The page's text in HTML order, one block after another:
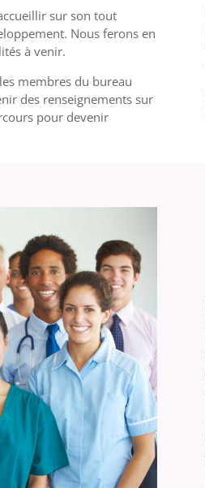
sur son tout
Nous ferons en
à venir.
membres du bureau
des renseignements sur
pour devenir